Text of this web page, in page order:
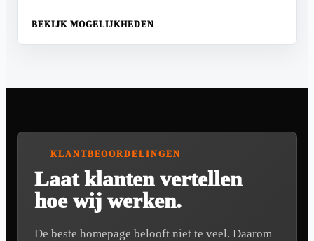
BEKIJK MOGELIJKHEDEN
KLANTBEOORDELINGEN
Laat klanten vertellen
hoe wij werken.
De beste homepage belooft niet te veel. Daarom